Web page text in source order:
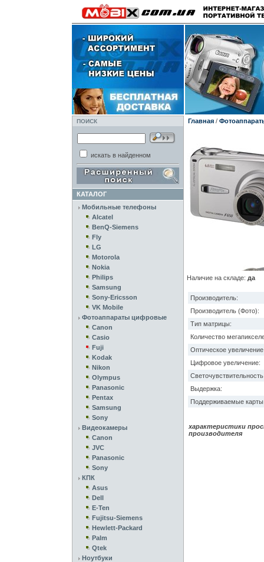
ПОИСК
искать в найденном
КАТАЛОГ
Мобильные телефоны
Alcatel
BenQ-Siemens
Fly
LG
Motorola
Nokia
Philips
Samsung
Sony-Ericsson
VK Mobile
Фотоаппараты цифровые
Canon
Casio
Fuji
Kodak
Nikon
Olympus
Panasonic
Pentax
Samsung
Sony
Видеокамеры
Canon
JVC
Panasonic
Sony
КПК
Asus
Dell
E-Ten
Fujitsu-Siemens
Hewlett-Packard
Palm
Qtek
Ноутбуки
Главная/
Наличие на складе: да
Производитель:
Производитель (Фото):
Тип матрицы:
Количество
Оптическое
Цифровое увеличение:
Выдержка:
Поддерживаемые
характеристики
производителя